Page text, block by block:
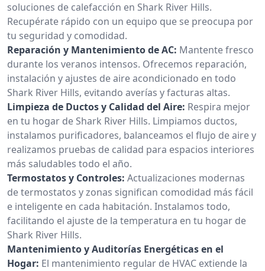
soluciones de calefacción en Shark River Hills.
Recupérate rápido con un equipo que se preocupa por
tu seguridad y comodidad.
Reparación y Mantenimiento de AC: Mantente fresco
durante los veranos intensos. Ofrecemos reparación,
instalación y ajustes de aire acondicionado en todo
Shark River Hills, evitando averías y facturas altas.
Limpieza de Ductos y Calidad del Aire: Respira mejor
en tu hogar de Shark River Hills. Limpiamos ductos,
instalamos purificadores, balanceamos el flujo de aire y
realizamos pruebas de calidad para espacios interiores
más saludables todo el año.
Termostatos y Controles: Actualizaciones modernas
de termostatos y zonas significan comodidad más fácil
e inteligente en cada habitación. Instalamos todo,
facilitando el ajuste de la temperatura en tu hogar de
Shark River Hills.
Mantenimiento y Auditorías Energéticas en el
Hogar: El mantenimiento regular de HVAC extiende la